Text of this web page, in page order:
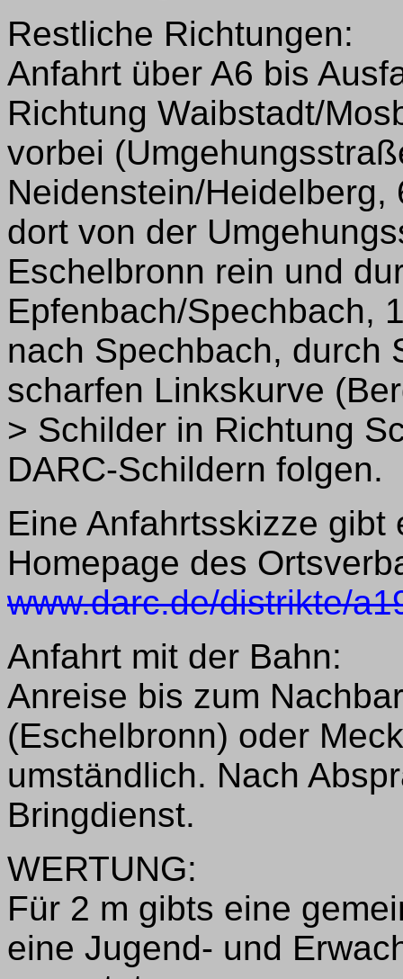
Restliche Richtungen:
Anfahrt über A6 bis
Richtung Waibstadt/
vorbei
Neidenstein/
dort von der
Eschelbronn rein und
Epfenbach/Spechbach,
nach Spechbach, durch
scharfen Linkskurve
> Schilder in Richtung
DARC-Schildern folgen.
Eine Anfahrtsskizze
Homepage des
www.darc.de/distrikte/
Anfahrt mit der Bahn:
Anreise bis zum
(Eschelbronn) oder
umständlich. Nach
Bringdienst.
WERTUNG:
Für 2 m gibts eine
eine Jugend- und